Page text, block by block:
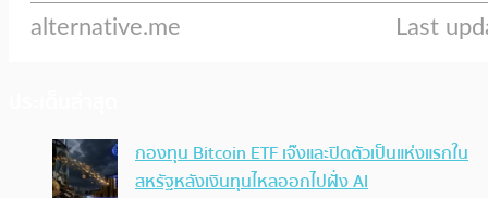
กองทุน Bitcoin ETF เจ๊งและปิดตัวเป็นแห่งแรกใน
สหรัฐหลังเงินทุนไหลออกไปฝั่ง AI